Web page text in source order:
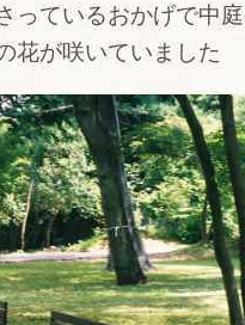
っているおかげで中
花が咲いていました